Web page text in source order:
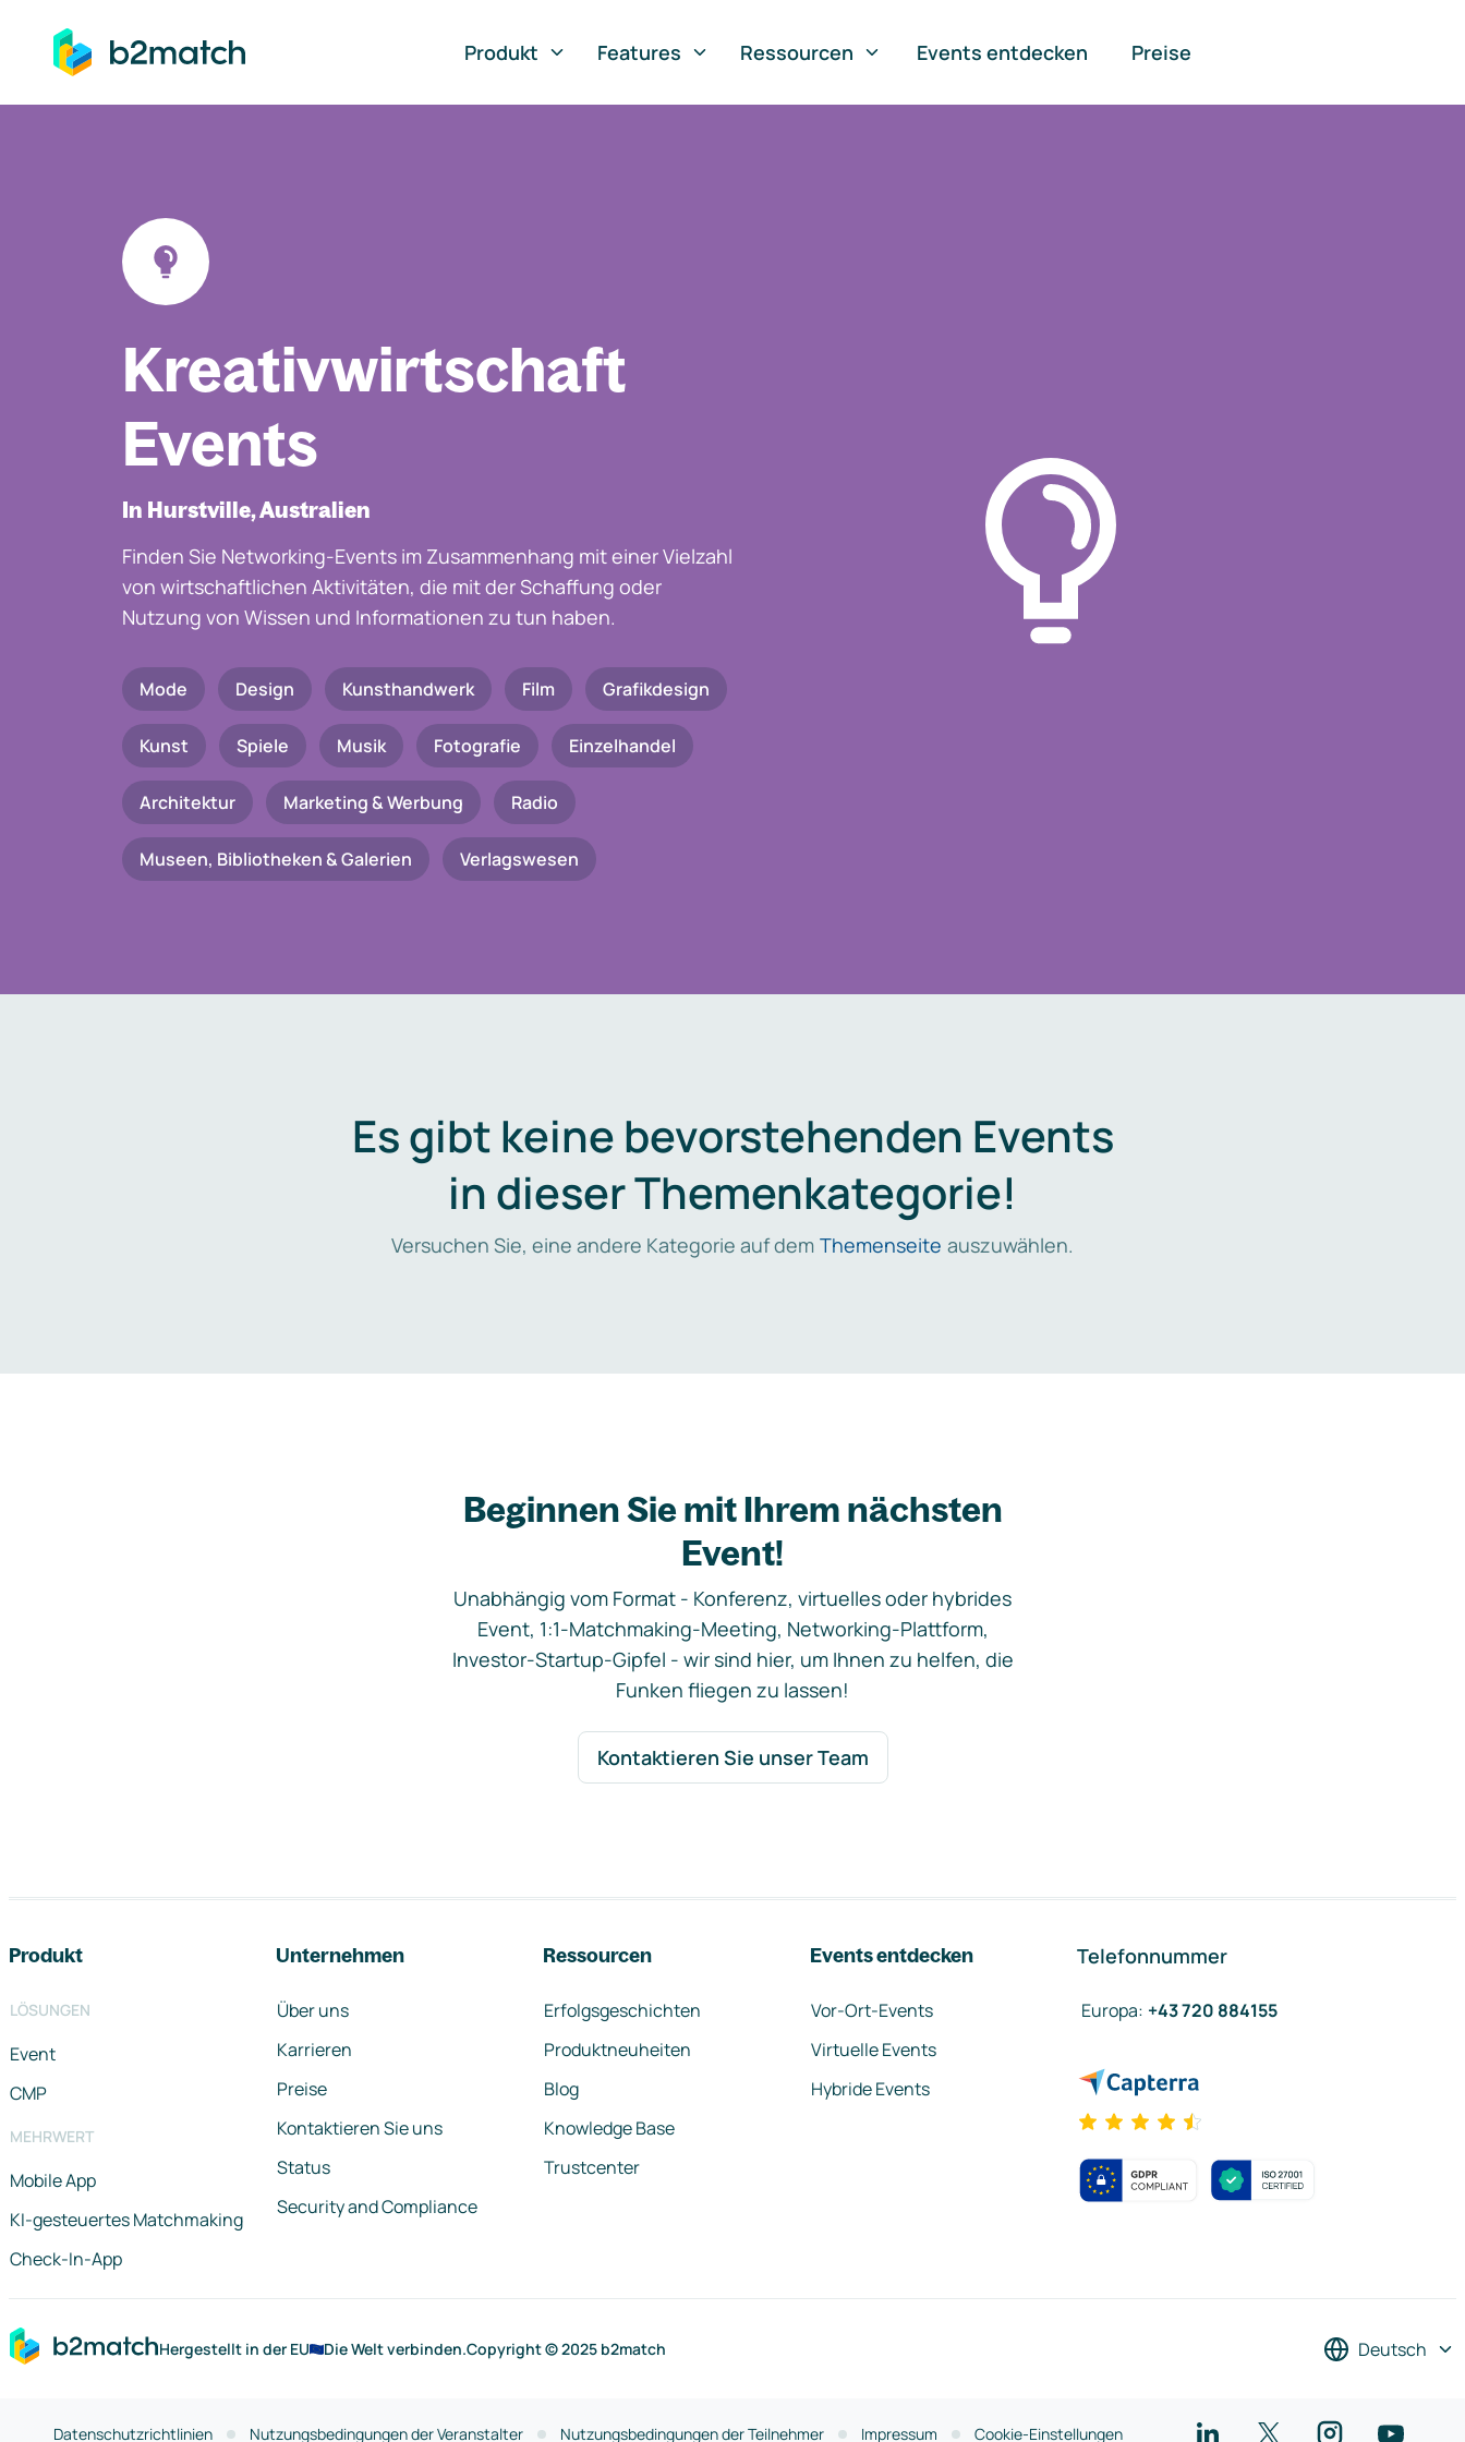
springen
Produkt
Features Ressourcen Events entdecken Preise
Kreativwirtschaft
Events
In Hurstville, Australien
Finden Sie Networking-Events im Zusammenhang mit einer Vielzahl
von wirtschaftlichen Aktivitäten, die mit der Schaffung oder
Nutzung von Wissen und Informationen zu tun haben.
Mode Design Kunsthandwerk Film Grafikdesign
Kunst Spiele Musik Fotografie Einzelhandel
Architektur Marketing & Werbung Radio
Museen, Bibliotheken & Galerien Verlagswesen
Es gibt keine bevorstehenden Events
in dieser Themenkategorie!
Versuchen Sie, eine andere Kategorie auf dem Themenseite auszuwählen.
Beginnen Sie mit Ihrem nächsten
Event!
Unabhängig vom Format - Konferenz, virtuelles oder hybrides
Event, 1:1-Matchmaking-Meeting, Networking-Plattform,
Investor-Startup-Gipfel - wir sind hier, um Ihnen zu helfen, die
Funken fliegen zu lassen!
Kontaktieren Sie unser Team
Produkt
LÖSUNGEN
Event
CMP
MEHRWERT
Mobile App
KI-gesteuertes Matchmaking
Check-In-App
Unternehmen
Über uns
Karrieren
Preise
Kontaktieren Sie uns
Status
Security and Compliance
Ressourcen
Erfolgsgeschichten
Produktneuheiten
Blog
Knowledge Base
Trustcenter
Events entdecken
Vor-Ort-Events
Virtuelle Events
Hybride Events
Telefonnummer
Europa: +43 720 884155
Hergestellt in der EU Die Welt verbinden.Copyright © 2025 b2match Deutsch
Datenschutzrichtlinien Nutzungsbedingungen der Veranstalter Nutzungsbedingungen der Teilnehmer Impressum Cookie-Einstellungen